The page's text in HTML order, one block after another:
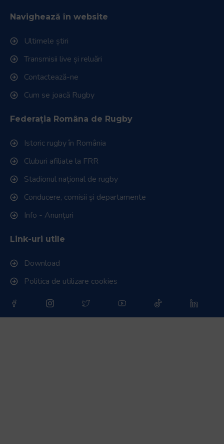
Navighează în website
Ultimele știri
Transmisii live și reluări
Contactează-ne
Cum se joacă Rugby
Federația Româna de Rugby
Istoric rugby în România
Cluburi afiliate la FRR
Stadionul național de rugby
Conducere, comisii și departamente
Info - Anunțuri
Link-uri utile
Download
Politica de utilizare cookies